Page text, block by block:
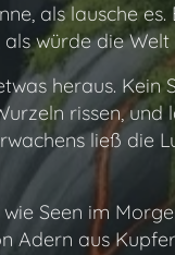
als lausche
würde die
heraus. Kein
rissen,
ließ die
Seen im
Adern aus